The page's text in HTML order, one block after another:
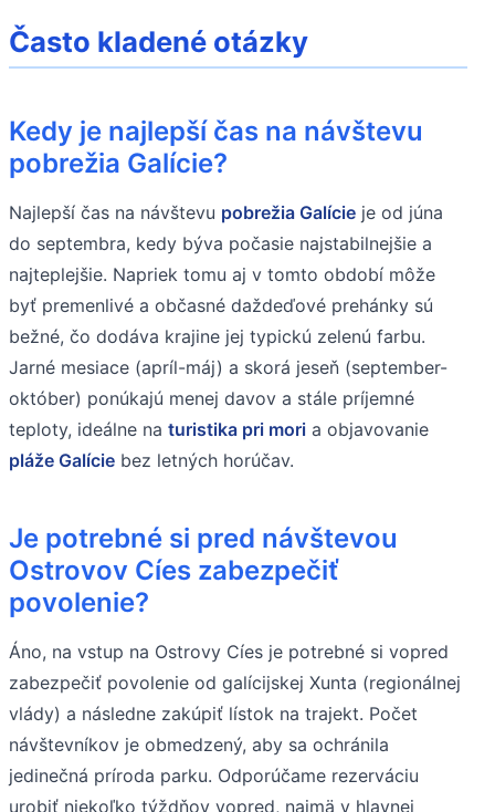
Často kladené otázky
Kedy je najlepší čas na návštevu
pobrežia Galície?
Najlepší čas na návštevu pobrežia Galície je od júna
do septembra, kedy býva počasie najstabilnejšie a
najteplejšie. Napriek tomu aj v tomto období môže
byť premenlivé a občasné daždeďové prehánky sú
bežné, čo dodáva krajine jej typickú zelenú farbu.
Jarné mesiace (apríl-máj) a skorá jeseň (september-
október) ponúkajú menej davov a stále príjemné
teploty, ideálne na turistika pri mori a objavovanie
pláže Galície bez letných horúčav.
Je potrebné si pred návštevou
Ostrovov Cíes zabezpečiť
povolenie?
Áno, na vstup na Ostrovy Cíes je potrebné si vopred
zabezpečiť povolenie od galícijskej Xunta (regionálnej
vlády) a následne zakúpiť lístok na trajekt. Počet
návštevníkov je obmedzený, aby sa ochránila
jedinečná príroda parku. Odporúčame rezerváciu
urobiť niekoľko týždňov vopred, najmä v hlavnej